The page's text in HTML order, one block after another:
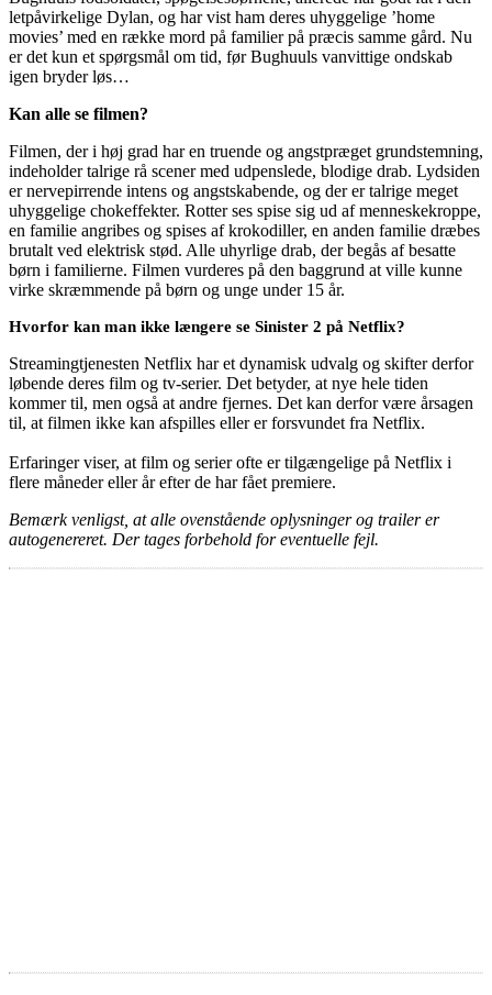
letpåvirkelige Dylan, og har vist ham deres uhyggelige ’home
movies’ med en række mord på familier på præcis samme gård. Nu
er det kun et spørgsmål om tid, før Bughuuls vanvittige ondskab
igen bryder løs…
Kan alle se filmen?
Filmen, der i høj grad har en truende og angstpræget grundstemning,
indeholder talrige rå scener med udpenslede, blodige drab. Lydsiden
er nervepirrende intens og angstskabende, og der er talrige meget
uhyggelige chokeffekter. Rotter ses spise sig ud af menneskekroppe,
en familie angribes og spises af krokodiller, en anden familie dræbes
brutalt ved elektrisk stød. Alle uhyrlige drab, der begås af besatte
børn i familierne. Filmen vurderes på den baggrund at ville kunne
virke skræmmende på børn og unge under 15 år.
Hvorfor kan man ikke længere se Sinister 2 på Netflix?
Streamingtjenesten Netflix har et dynamisk udvalg og skifter derfor
løbende deres film og tv-serier. Det betyder, at nye hele tiden
kommer til, men også at andre fjernes. Det kan derfor være årsagen
til, at filmen ikke kan afspilles eller er forsvundet fra Netflix.
Erfaringer viser, at film og serier ofte er tilgængelige på Netflix i
flere måneder eller år efter de har fået premiere.
Bemærk venligst, at alle ovenstående oplysninger og trailer er
autogenereret. Der tages forbehold for eventuelle fejl.